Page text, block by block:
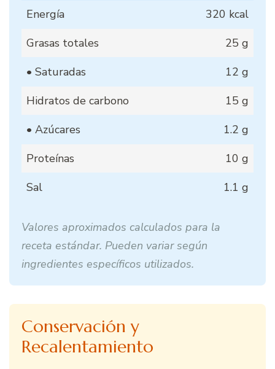
Energía
320 kcal
Grasas totales
25 g
• Saturadas
12 g
Hidratos de carbono
15 g
• Azúcares
1.2 g
Proteínas
10 g
Sal
1.1 g
Valores aproximados calculados para la
receta estándar. Pueden variar según
ingredientes específicos utilizados.
Conservación y
Recalentamiento